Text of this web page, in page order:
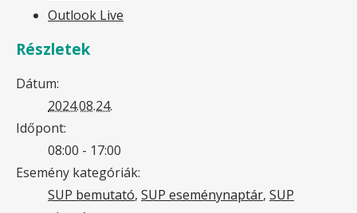
Outlook Live
Részletek
Dátum:
2024.08.24.
Időpont:
08:00 - 17:00
Esemény kategóriák:
SUP bemutató, SUP eseménynaptár, SUP